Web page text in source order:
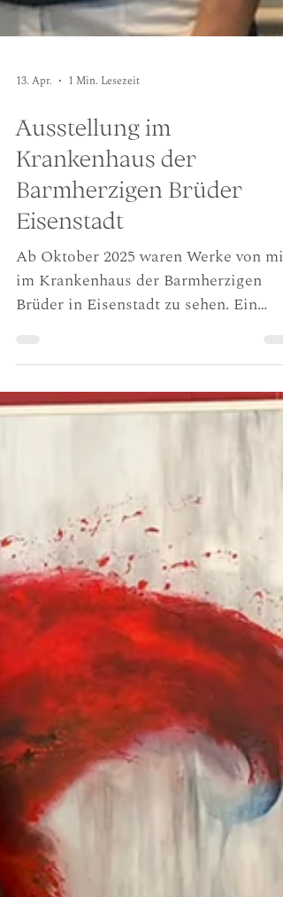
1 Min. Lesezeit
Ausstellung im
Krankenhaus der
Barmherzigen Brüder
Eisenstadt
Brüder in Eisenstadt zu sehen. Ein
Krankenhaus ist ein Ort, an dem vieles
gleichzeitig geschieht. Hier wird
Räume nicht nur gestaltet, sondern
auch spürbar verändert. Die
farbenstarken Werke setzten bewusste
Akzente im Klinikalltag. Sie brachten
Lebendigkeit in die Umgebung und
schufen kleine Momente,